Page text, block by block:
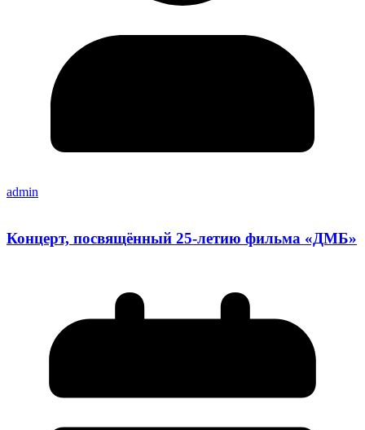
admin
Концерт, посвящённый 25-летию фильма «ДМБ»